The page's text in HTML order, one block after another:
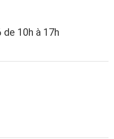
de 10h à 17h